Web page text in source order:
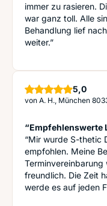
immer zu rasieren.
war ganz toll. Alle
Behandlung lief
weiter.”
5,0
von A. H., München
“Empfehlenswerte
“Mir wurde S-thetic
empfohlen. Meine
Terminvereinbarung
freundlich. Die Zeit
werde es auf jeden